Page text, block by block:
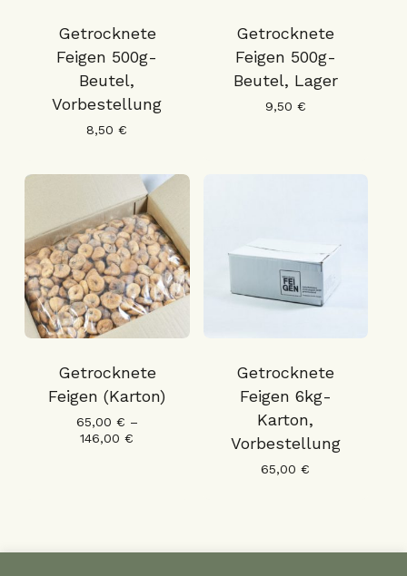
Getrocknete
Feigen 500g-
Beutel,
Vorbestellung
8,50€
Getrocknete
Feigen 500g-
Beutel, Lager
9,50 €
Getrocknete
Feigen (Karton)
65,00 € –
146,00€
Getrocknete
Feigen 6kg-
Karton,
Vorbestellung
65,00€